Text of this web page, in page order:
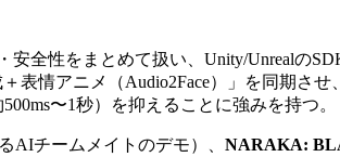
安全性をまとめて扱い、Unity/Unrealの
表情アニメ（Audio2Face）」を同期させ
〜1秒）を抑えることに強みを持つ。
AIチームメイトのデモ）、 NARAKA: